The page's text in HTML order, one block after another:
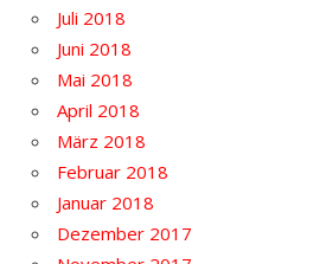
Juli 2018
Juni 2018
Mai 2018
April 2018
März 2018
Februar 2018
Januar 2018
Dezember 2017